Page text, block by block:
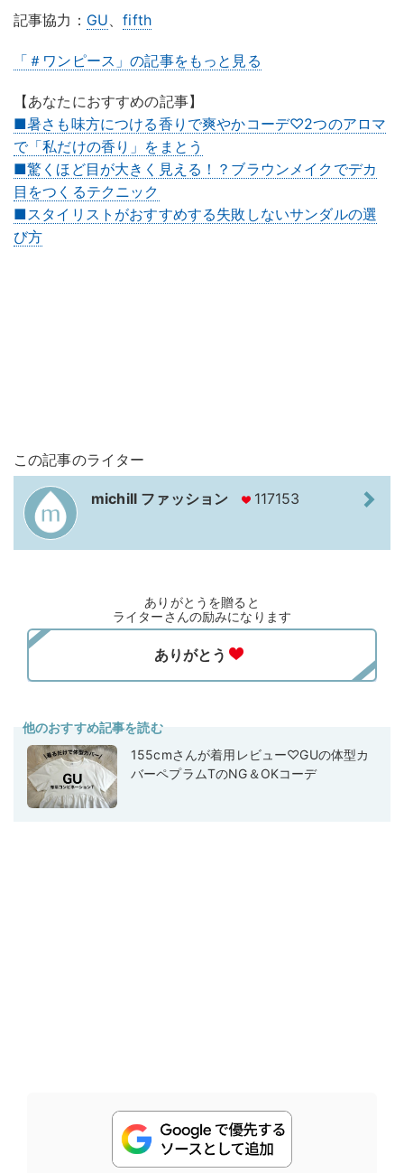
記事協力： GU 、fifth
「＃ワンピース」の記事をもっと見る
【あなたにおすすめの記事】
■暑さも味方につける香りで爽やかコーデ♡2つのアロマ
で「私だけの香り」をまとう
■驚くほど目が大きく見える！？ブラウンメイクでデカ
目をつくるテクニック
■スタイリストがおすすめする失敗しないサンダルの選
び方
この記事のライター
michill ファッション 117153
ありがとうを贈ると
ライターさんの励みになります
他のおすすめ記事を読む
155cmさんが着用レビュー♡GUの体型カ
バーペプラムTのNG＆OKコーデ